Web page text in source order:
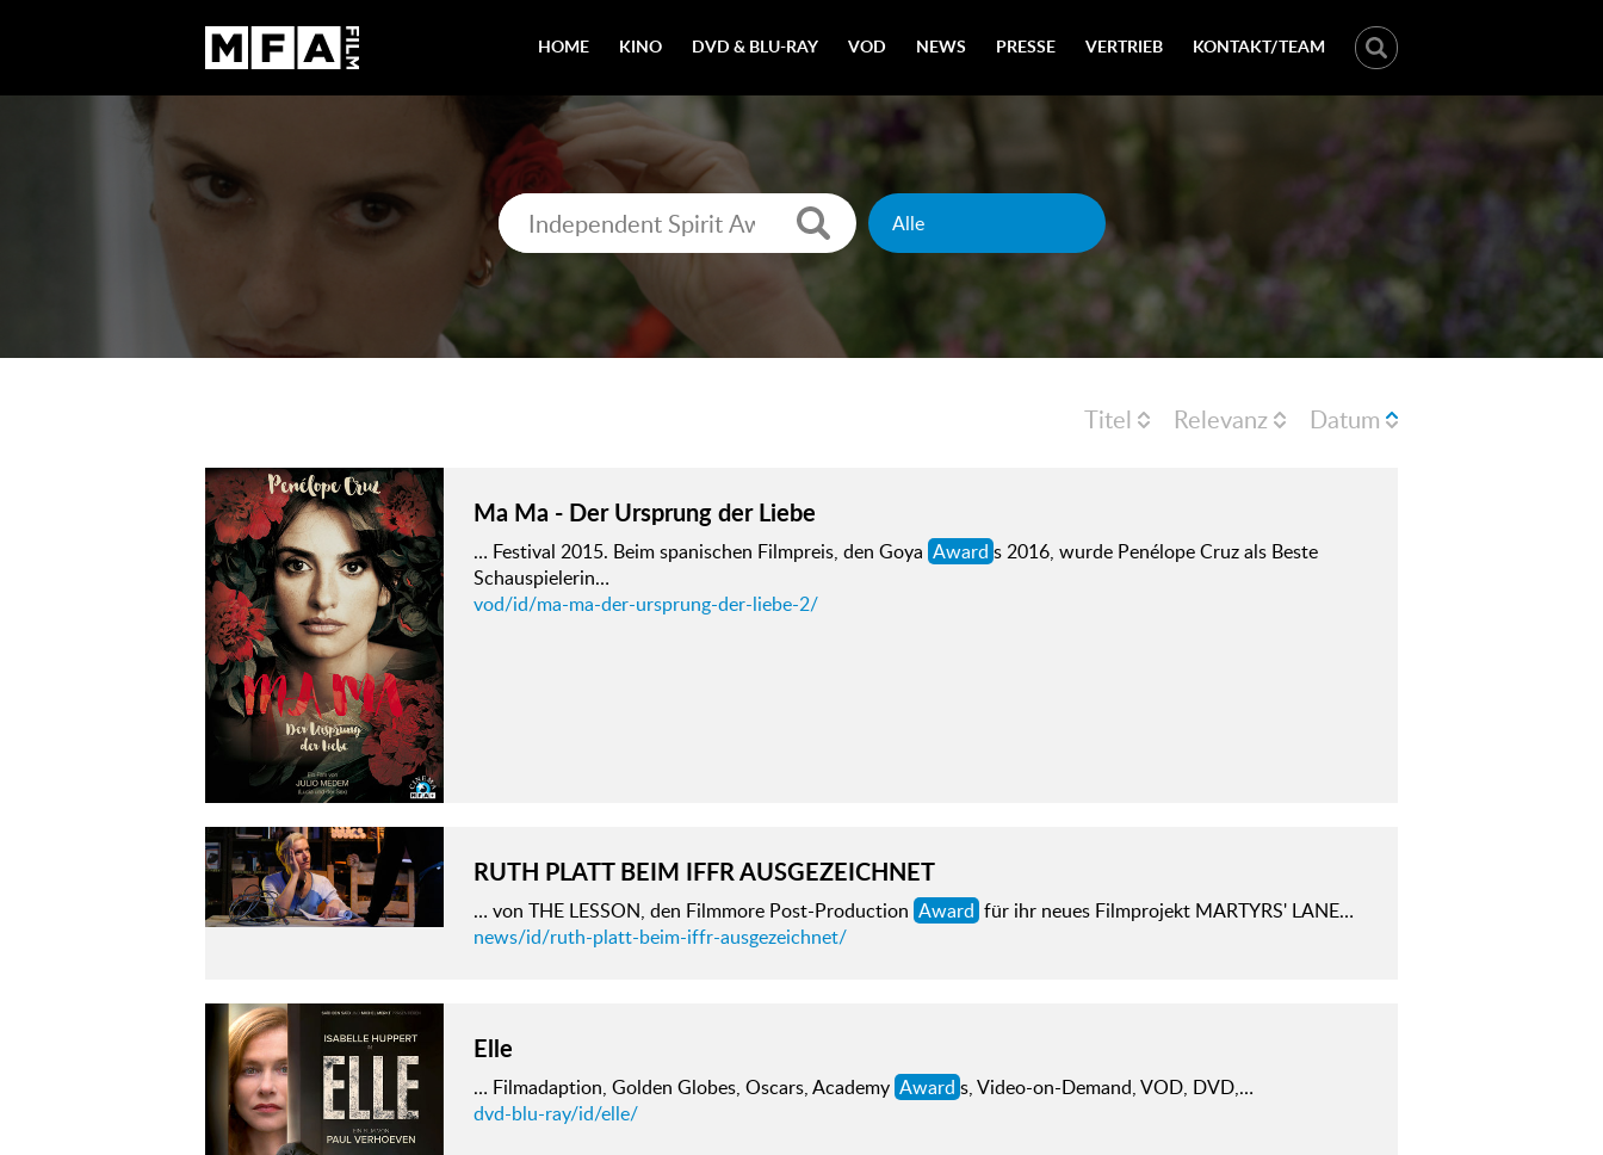
HOME KINO DVD & BLU-RAY VOD NEWS PRESSE VERTRIEB KONTAKT/TEAM
Titel Relevanz Datum
Ma Ma - Der Ursprung der Liebe
… Festival 2015. Beim spanischen Filmpreis, den Goya Award s 2016, wurde Penélope Cruz als Beste
Schauspielerin…
vod/id/ma-ma-der-ursprung-der-liebe-2/
RUTH PLATT BEIM IFFR AUSGEZEICHNET
… von THE LESSON, den Filmmore Post-Production Award für ihr neues Filmprojekt MARTYRS' LANE…
news/id/ruth-platt-beim-iffr-ausgezeichnet/
Elle
… Filmadaption, Golden Globes, Oscars, Academy Award s, Video-on-Demand, VOD, DVD,…
dvd-blu-ray/id/elle/